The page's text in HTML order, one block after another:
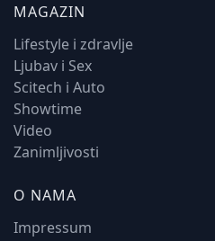
MAGAZIN
Lifestyle i zdravlje
Ljubav i Sex
Scitech i Auto
Showtime
Video
Zanimljivosti
O NAMA
Impressum